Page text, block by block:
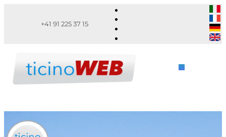
+41 91 225 37 15